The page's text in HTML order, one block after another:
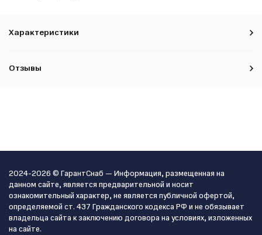
Характеристики
Отзывы
2024-2026 © ГарантСнаб — Информация, размещенная на
данном сайте, является предварительной и носит
ознакомительный характер, не является публичной офертой,
определяемой ст. 437 Гражданского кодекса РФ и не обязывает
владельца сайта к заключению договора на условиях, изложенных
на сайте.